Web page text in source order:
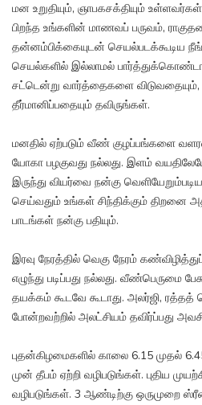
மன உறுதியும், ஞாபகசக்தியும்
பிறந்த உங்களின் மாணவப் பருவம்,
தன்னம்பிக்கையுடன் செயல்படக்கூடிய
செயல்களில் இல்லாமல்
சட்டென்று வார்த்தைகளை
தீர்மானிப்பதையும் தவிருங்கள்.
மனதில் ஏற்படும் வீண் குழப்பங்களை
யோகா பழகுவது நல்லது. இளம்
இருந்து வியர்வை நன்கு
செய்வதும் உங்கள் சிந்திக்கும் திறனை
பாடங்கள் நன்கு பதியும்.
இரவு நேரத்தில் வெகு நேரம்
எழுந்து படிப்பது நல்லது. வீண்பெருமை
தயக்கம் கூடவே கூடாது. அலர்ஜி,
போன்றவற்றில் அலட்சியம் தவிர்ப்பது
புதன்கிழமைகளில் காலை 6.15 முதல்
முன் தீபம் ஏற்றி வழிபடுங்கள். புதிய
வழிபடுங்கள். 3 ஆண்டிற்கு ஒருமுறை